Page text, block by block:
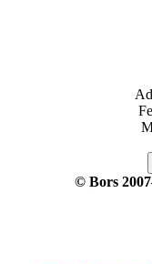
© Bors